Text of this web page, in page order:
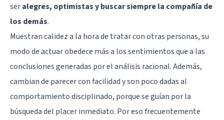
seralegres, optimistas y buscar siempre la compañía de
los demás.
Muestran calidez a la hora de tratar con otras personas, su
modo de actuar obedece más a los sentimientos que a las
conclusiones generadas por el análisis racional. Además,
cambian de parecer con facilidad y son poco dadas al
comportamiento disciplinado, porque se guían por la
búsqueda del placer inmediato. Por eso frecuentemente